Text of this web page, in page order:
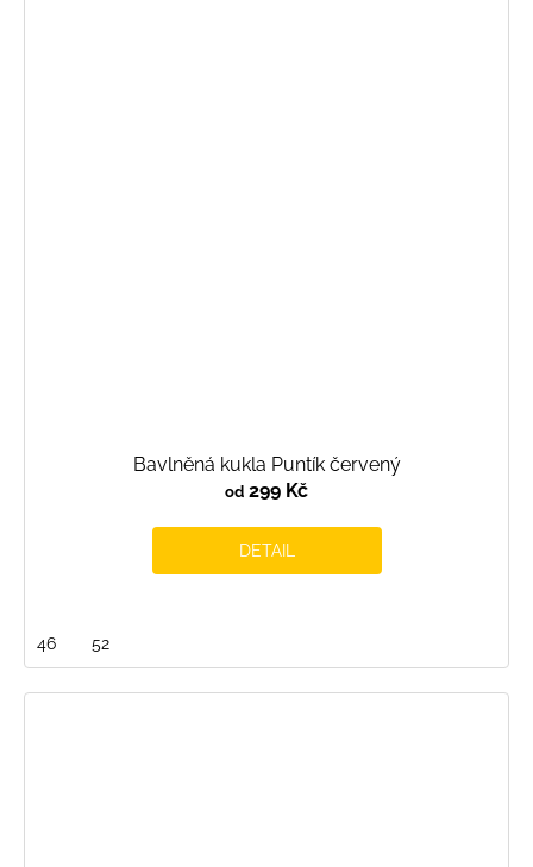
Bavlněná kukla Puntík červený
od 299 Kč
DETAIL
46 52